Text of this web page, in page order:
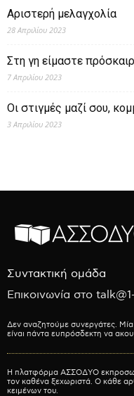
Αριστερή μελαγχολία
28 Απριλίου 2023
Στη γη είμαστε
7 Απριλίου 2023
Οι στιγμές μαζί σου,
3 Απριλίου 2023
Συντακτική ομάδα
Επικοινωνία στο
Δεν αναζητούμε συνεργάτες.
είναι πάντα ευπρόσδεκτη να
Η πλατφόρμα ΑΣΣΟΔΥΟ
τον καθένα ξεχωριστά. Ο κάθε
κειμένων του.